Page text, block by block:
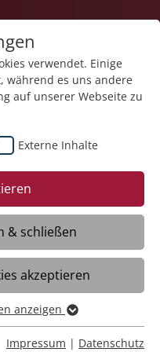
und
Edvania Keuser
mit
verwendet. Einige
während es uns andere
auf unserer Webseite zu
Externe Inhalte
& schließen
akzeptieren
Funktionen
anzeigen
Impressum | Datenschutz